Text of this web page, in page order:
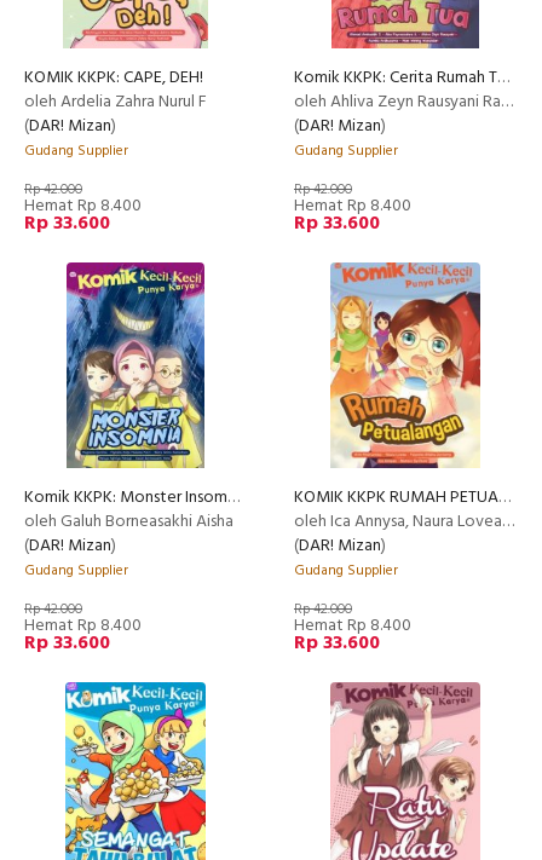
KOMIK KKPK: CAPE, DEH!
oleh Ardelia Zahra Nurul F
(DAR! Mizan)
Gudang Supplier
Rp 42.000
Hemat Rp 8.400
Rp 33.600
Komik KKPK: Cerita Rumah Tua
oleh Ahliva Zeyn Rausyani Rahman
(DAR! Mizan)
Gudang Supplier
Rp 42.000
Hemat Rp 8.400
Rp 33.600
Komik KKPK: Monster Insomnia
oleh Galuh Borneasakhi Aisha
(DAR! Mizan)
Gudang Supplier
Rp 42.000
Hemat Rp 8.400
Rp 33.600
KOMIK KKPK RUMAH PETUALANGAN
oleh Ica Annysa, Naura Lovea, Mutiara dkk
(DAR! Mizan)
Gudang Supplier
Rp 42.000
Hemat Rp 8.400
Rp 33.600